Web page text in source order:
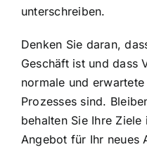
unterschreiben.
Denken Sie daran,
Geschäft ist und dass
normale und
Prozesses sind.
behalten Sie Ihre
Angebot für Ihr neues